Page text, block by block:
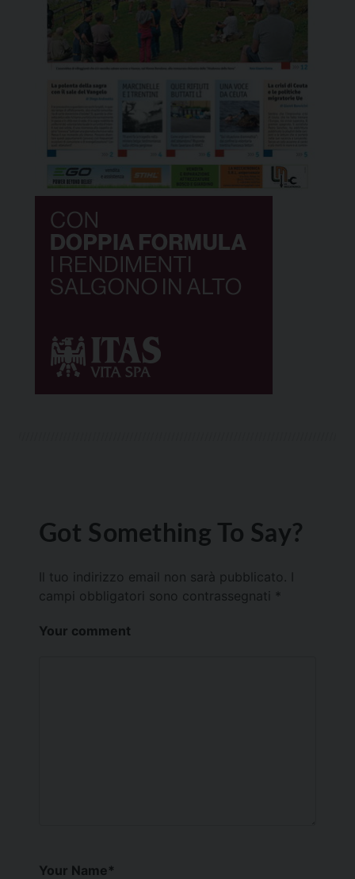
Got Something To Say?
Il tuo indirizzo email non sarà pubblicato.
campi obbligatori sono contrassegnati *
Your comment
Your Name*